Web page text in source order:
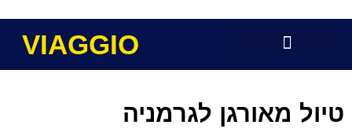
VIAGGIO
טיול מאורגן לגרמניה